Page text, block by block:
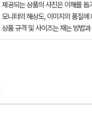
제공되는 상품의 사진은 이해를
모니터의 해상도, 이미지의 품질
상품 규격 및 사이즈는 재는 방법